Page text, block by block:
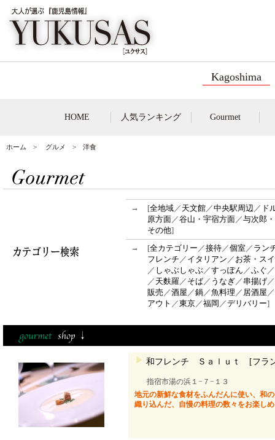
Kagoshima
HOME 人気ランキング Gourmet
ホーム > グルメ > 洋食
→ [全地域／ 天文館／中央駅周辺 ／ ド
原方面／谷山・宇宿方面／与次郎
その他]
→
[全カテゴリー ／接待／個室／ ラン
フレンチ ／ イタリアン ／ お茶・ス
／ しゃぶしゃぶ／すっぽん ／ふぐ ／
／ 天麩羅／ そば／ うなぎ／ 串揚げ／
販売 ／酒屋 ／鍋／魚料理 ／ 居酒屋 ／
アウト ／東京／福岡 ／デリバリー]
和フレンチ Ｓａｌｕｔ [フラ
指宿市湯の浜１−７−１３
地元の新鮮な食材をふんだんに使い、和
織り込んだ、自慢の料理の数々をお楽し